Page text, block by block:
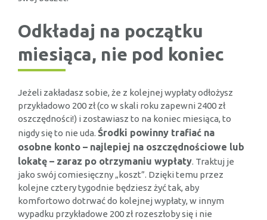
Odkładaj na początku
miesiąca, nie pod koniec
Jeżeli zakładasz sobie, że z kolejnej wypłaty odłożysz
przykładowo 200 zł (co w skali roku zapewni 2400 zł
oszczędności!) i zostawiasz to na koniec miesiąca, to
nigdy się to nie uda. Środki powinny trafiać na
osobne konto – najlepiej na oszczędnościowe lub
lokatę – zaraz po otrzymaniu wypłaty. Traktuj je
jako swój comiesięczny „koszt”. Dzięki temu przez
kolejne cztery tygodnie będziesz żyć tak, aby
komfortowo dotrwać do kolejnej wypłaty, w innym
wypadku przykładowe 200 zł rozeszłoby się i nie